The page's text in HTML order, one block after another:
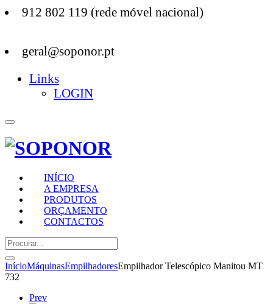
912 802 119 (rede móvel nacional)
geral@soponor.pt
Links
LOGIN
INÍCIO
A EMPRESA
PRODUTOS
ORÇAMENTO
CONTACTOS
InícioMáquinasEmpilhadoresEmpilhador Telescópico Manitou MT
732
Prev